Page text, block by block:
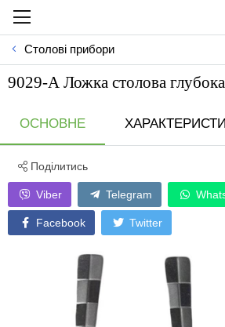
Столові прибори
9029-А Ложка столова
ОСНОВНЕ
Поділитись
Viber Telegram
Facebook Twitter